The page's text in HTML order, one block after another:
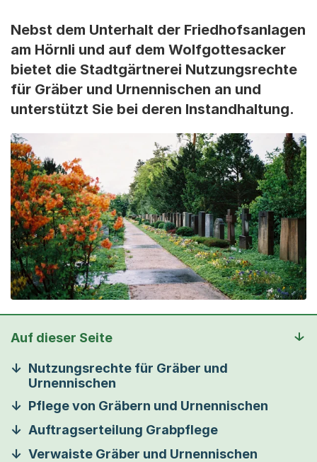
Nebst dem Unterhalt der Friedhofsanlagen
am Hörnli und auf dem Wolfgottesacker
bietet die Stadtgärtnerei Nutzungsrechte
für Gräber und Urnennischen an und
unterstützt Sie bei deren Instandhaltung.
Auf dieser Seite
Nutzungsrechte für Gräber und
Urnennischen
Pflege von Gräbern und Urnennischen
Auftragserteilung Grabpflege
Verwaiste Gräber und Urnennischen